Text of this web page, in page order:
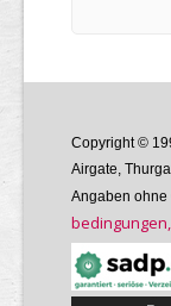
Copyright ©
Airgate,
Angaben ohne